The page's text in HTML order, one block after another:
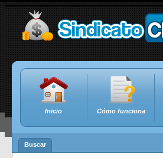
Inicio Cómo funciona
Buscar